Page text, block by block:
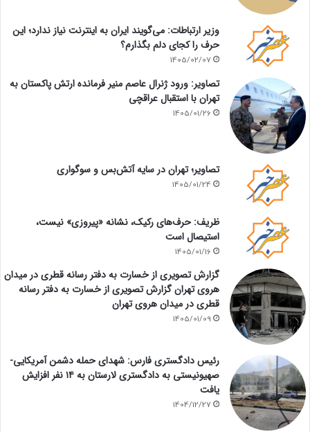
وزیر ارتباطات: می‌گویند ایران به اینترنت نیاز ندارد؛ این
حرف را کجای دلم بگذارم؟
1405/02/07
تصاویر: ورود ژنرال عاصم منیر فرمانده ارتش پاکستان به
تهران با استقبال عراقچی
1405/01/26
تصاویر؛ تهران در سایه آتش‌بس و سوگواری
1405/01/24
ظریف: حرف‌های رکیک، نشانه «پیروزی» نیست،
استیصال است
1405/01/16
گزارش تصویری از خسارت به دفتر رسانه قطری در میدان
هروی تهران گزارش تصویری از خسارت به دفتر رسانه
قطری در میدان هروی تهران
1405/01/09
رئیس دادگستری فارس: شهدای حمله دشمن آمریکایی-
صهیونیستی به دادگستری لارستان به ۱۴ نفر افزایش
یافت
1404/12/27